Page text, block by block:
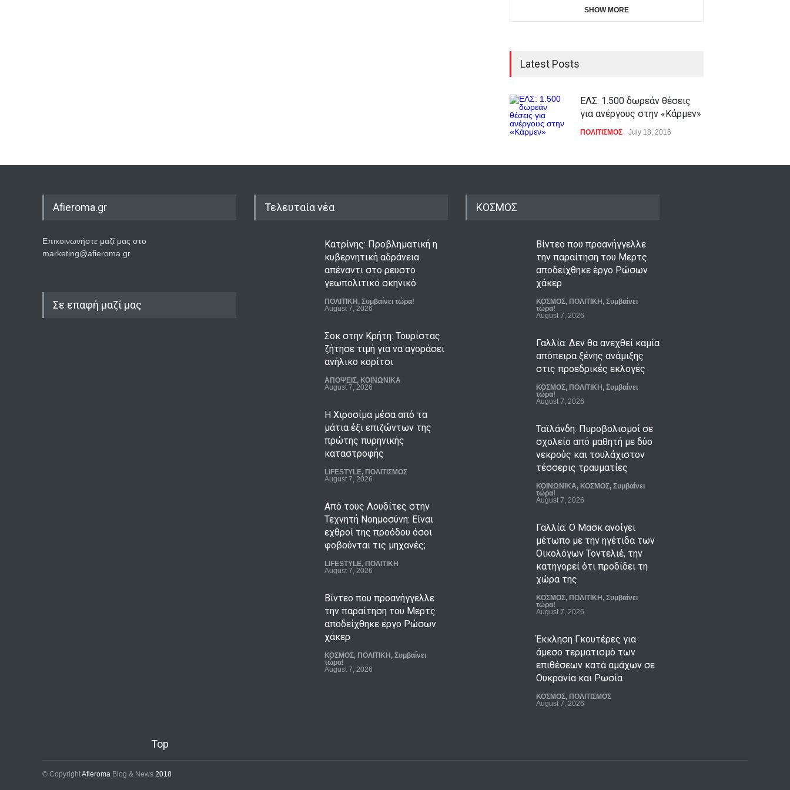
SHOW MORE
Latest Posts
ΕΛΣ: 1.500 δωρεάν θέσεις
για ανέργους στην «Κάρμεν»
ΠΟΛΙΤΙΣΜΟΣ July 18, 2016
Afieroma.gr
Επικοινωνήστε μαζί μας στο
marketing@afieroma.gr
Σε επαφή μαζί μας
Τελευταία νέα
Κατρίνης: Προβληματική η
κυβερνητική αδράνεια
απέναντι στο ρευστό
γεωπολιτικό σκηνικό
ΠΟΛΙΤΙΚΗ , Συμβαίνει τώρα!
August 7, 2026
Σοκ στην Κρήτη: Τουρίστας
ζήτησε τιμή για να αγοράσει
ανήλικο κορίτσι
ΑΠΟΨΕΙΣ, ΚΟΙΝΩΝΙΚΑ
August 7, 2026
Η Χιροσίμα μέσα από τα
μάτια έξι επιζώντων της
πρώτης πυρηνικής
καταστροφής
LIFESTYLE, ΠΟΛΙΤΙΣΜΟΣ
August 7, 2026
Από τους Λουδίτες στην
Τεχνητή Νοημοσύνη: Είναι
εχθροί της προόδου όσοι
φοβούνται τις μηχανές;
LIFESTYLE, ΠΟΛΙΤΙΚΗ
August 7, 2026
Βίντεο που προανήγγελλε
την παραίτηση του Μερτς
αποδείχθηκε έργο Ρώσων
χάκερ
ΚΟΣΜΟΣ, ΠΟΛΙΤΙΚΗ , Συμβαίνει
τώρα!
August 7, 2026
ΚΟΣΜΟΣ
Βίντεο που προανήγγελλε
την παραίτηση του Μερτς
αποδείχθηκε έργο Ρώσων
χάκερ
ΚΟΣΜΟΣ, ΠΟΛΙΤΙΚΗ , Συμβαίνει
τώρα!
August 7, 2026
Γαλλία: Δεν θα ανεχθεί καμία
απόπειρα ξένης ανάμιξης
στις προεδρικές εκλογές
ΚΟΣΜΟΣ, ΠΟΛΙΤΙΚΗ , Συμβαίνει
τώρα!
August 7, 2026
Ταϊλάνδη: Πυροβολισμοί σε
σχολείο από μαθητή με δύο
νεκρούς και τουλάχιστον
τέσσερις τραυματίες
ΚΟΙΝΩΝΙΚΑ, ΚΟΣΜΟΣ, Συμβαίνει
τώρα!
August 7, 2026
Γαλλία: Ο Μασκ ανοίγει
μέτωπο με την ηγέτιδα των
Οικολόγων Τοντελιέ, την
κατηγορεί ότι προδίδει τη
χώρα της
ΚΟΣΜΟΣ, ΠΟΛΙΤΙΚΗ , Συμβαίνει
τώρα!
August 7, 2026
Έκκληση Γκουτέρες για
άμεσο τερματισμό των
επιθέσεων κατά αμάχων σε
Ουκρανία και Ρωσία
ΚΟΣΜΟΣ, ΠΟΛΙΤΙΣΜΟΣ
August 7, 2026
Top
© CopyrightAfieroma Blog & News 2018